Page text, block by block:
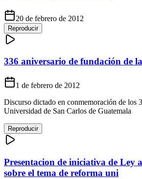
20 de febrero de 2012
Reproducir
336 aniversario de fundación de
1 de febrero de 2012
Discurso dictado en conmemoración de los
Universidad de San Carlos de Guatemala
Reproducir
Presentacion de iniciativa de Ley
sobre el tema de reforma uni